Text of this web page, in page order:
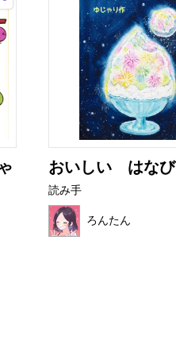
おいしい はなび
読み手
ろんたん